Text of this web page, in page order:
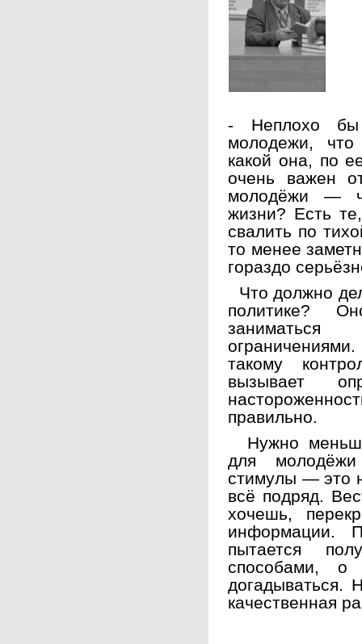
- Неплохо бы
молодежи, что
какой она, по
очень важен
молодёжи —
жизни? Есть
свалить по
то менее
гораздо
Что должно
политике?
такому
вызывает
правильно.
Нужно
для
стимулы — это
всё подряд.
хочешь,
информации.
пытается
способами,
догадываться.
качественная